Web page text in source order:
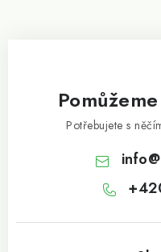
Potřebujete s
info@